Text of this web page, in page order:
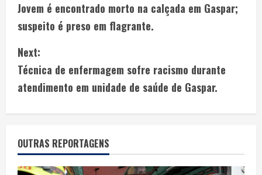
Jovem é encontrado morto na calçada em Gaspar;
suspeito é preso em flagrante.
Next:
Técnica de enfermagem sofre racismo durante
atendimento em unidade de saúde de Gaspar.
OUTRAS REPORTAGENS